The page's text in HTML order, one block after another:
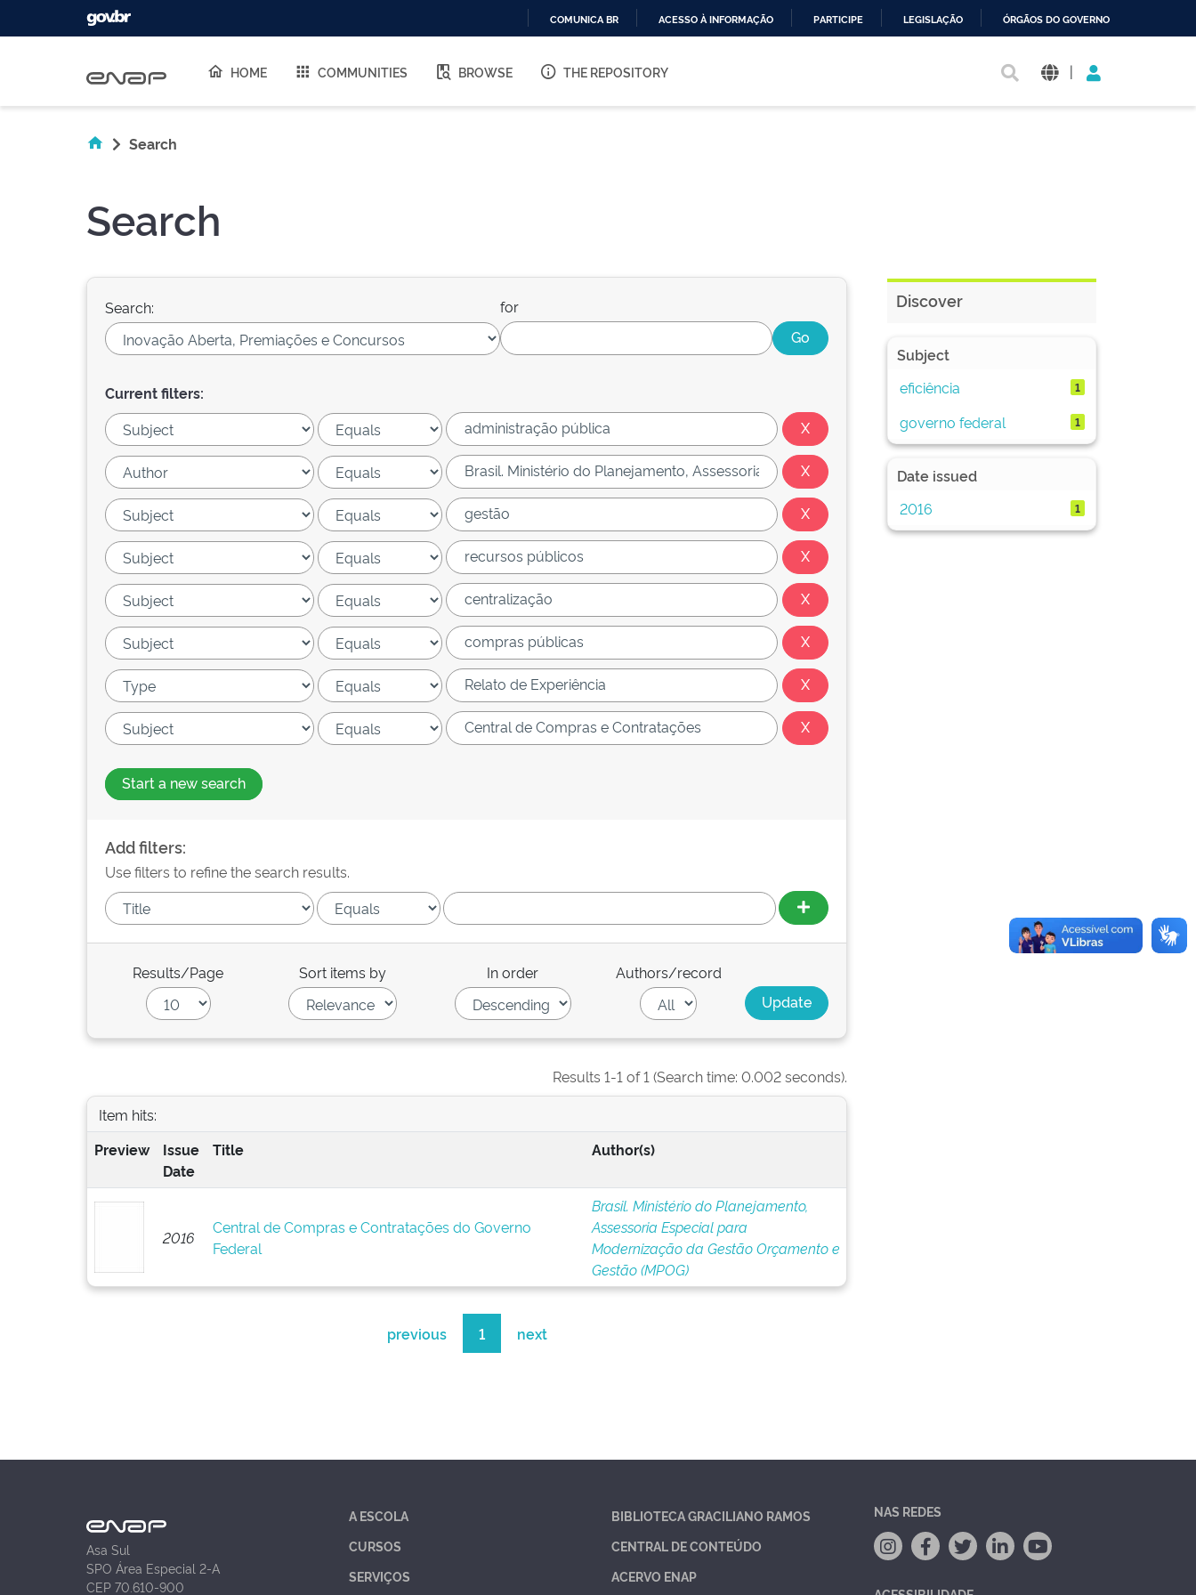
O
COMUNICA BR ACESSO À INFORMAÇÃO PARTICIPE LEGISLAÇÃO ÓRGÃOS DO GOVERNO
HOME COMMUNITIES BROWSE THE REPOSITORY |
Search
Search
Search: for
Current filters:
Start a new search
Add filters:
Use filters to refine the search results.
Results/Page Sort items by In order Authors/record
Results 1-1 of 1 (Search time: 0.002 seconds).
Item hits:
Preview
Issue
Date
Title Author(s)
2016
Central de Compras e Contratações do Governo
Federal
Brasil. Ministério do Planejamento,
Assessoria Especial para
Modernização da Gestão Orçamento e
Gestão (MPOG)
previous 1 next
Discover
Subject
eficiência
1
governo federal 1
Date issued
2016
1
Asa Sul
SPO Área Especial 2-A
CEP 70.610-900
A ESCOLA
CURSOS
SERVIÇOS
BIBLIOTECA GRACILIANO RAMOS
CENTRAL DE CONTEÚDO
ACERVO ENAP
NAS REDES